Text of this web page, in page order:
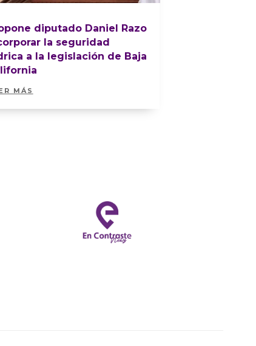
diputado Daniel Razo
la seguridad
a la legislación de Baja
MÁS